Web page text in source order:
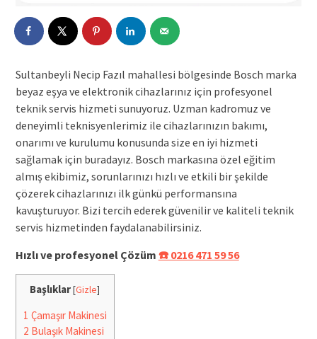
Sultanbeyli Necip Fazıl mahallesi bölgesinde Bosch marka
beyaz eşya ve elektronik cihazlarınız için profesyonel
teknik servis hizmeti sunuyoruz. Uzman kadromuz ve
deneyimli teknisyenlerimiz ile cihazlarınızın bakımı,
onarımı ve kurulumu konusunda size en iyi hizmeti
sağlamak için buradayız. Bosch markasına özel eğitim
almış ekibimiz, sorunlarınızı hızlı ve etkili bir şekilde
çözerek cihazlarınızı ilk günkü performansına
kavuşturuyor. Bizi tercih ederek güvenilir ve kaliteli teknik
servis hizmetinden faydalanabilirsiniz.
Hızlı ve profesyonel Çözüm ☎️ 0216 471 59 56
Başlıklar[Gizle]
1 Çamaşır Makinesi
2 Bulaşık Makinesi